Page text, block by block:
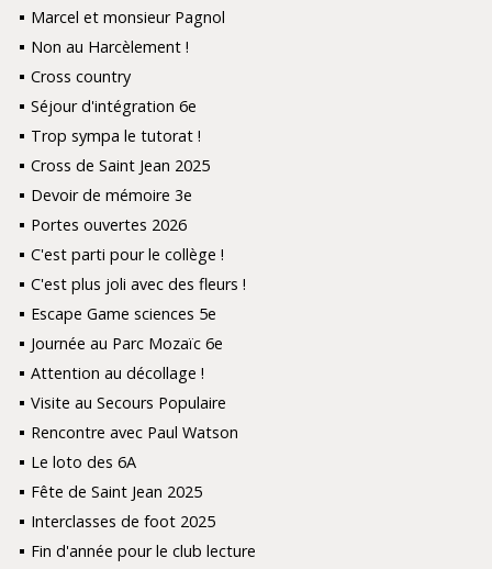
Marcel et monsieur Pagnol
Non au Harcèlement !
Cross country
Séjour d'intégration 6e
Trop sympa le tutorat !
Cross de Saint Jean 2025
Devoir de mémoire 3e
Portes ouvertes 2026
C'est parti pour le collège !
C'est plus joli avec des fleurs !
Escape Game sciences 5e
Journée au Parc Mozaïc 6e
Attention au décollage !
Visite au Secours Populaire
Rencontre avec Paul Watson
Le loto des 6A
Fête de Saint Jean 2025
Interclasses de foot 2025
Fin d'année pour le club lecture